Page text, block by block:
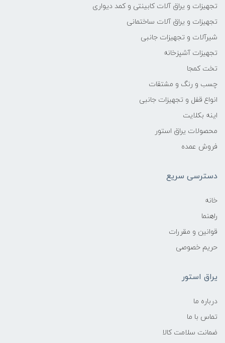
تجهیزات و یراق آلات کابینتی و کمد دیواری
تجهیزات و یراق آلات ساختمانی
شیرآلات و تجهیزات جانبی
تجهیزات آشپزخانه
تخت کمجا
چسب و رنگ و مشتقات
انواع قفل و تجهیزات جانبی
اینه بکلایت
محصولات یراق استور
فروش عمده
دسترسی سریع
خانه
راهنما
قوانین و مقررات
حریم خصوصی
یراق استور
درباره ما
تماس با ما
ضمانت سلامت کالا